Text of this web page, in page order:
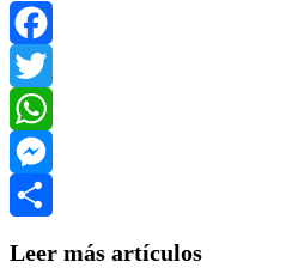
Facebook
Twitter
WhatsApp
Messenger
Leer más artículos